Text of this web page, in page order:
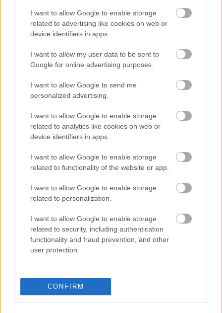
I want to allow Google to enable storage
related to advertising like cookies on web or
device identifiers in apps.
I want to allow my user data to be sent to
Google for online advertising purposes.
I want to allow Google to send me
personalized advertising.
I want to allow Google to enable storage
related to analytics like cookies on web or
device identifiers in apps.
I want to allow Google to enable storage
related to functionality of the website or app.
I want to allow Google to enable storage
related to personalization.
I want to allow Google to enable storage
related to security, including authentication
functionality and fraud prevention, and other
user protection.
CONFIRM
repertoárt kialakítva.
Forrás:Vitaltippek
Magyar Állami Operaház Párizs
Franciaország
Erdély Csíkszereda Elmúlás
ŐSHONOSOK A HAZÁBAN
OPERACINEMA - AHOGY MÉG SOHA NEM LÁTTAD